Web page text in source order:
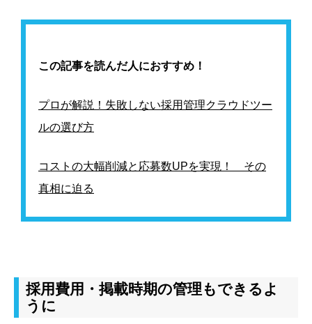
この記事を読んだ人におすすめ！
プロが解説！失敗しない採用管理クラウドツー
ルの選び方
コストの大幅削減と応募数UPを実現！ その
真相に迫る
採用費用・掲載時期の管理もできるよ
うに